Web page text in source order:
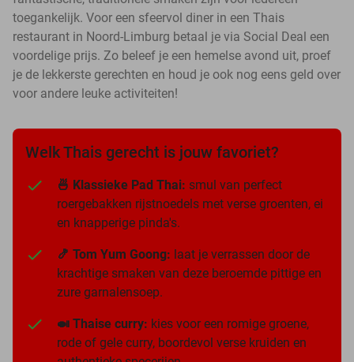
toegankelijk. Voor een sfeervol diner in een Thais
restaurant in Noord-Limburg betaal je via Social Deal een
voordelige prijs. Zo beleef je een hemelse avond uit, proef
je de lekkerste gerechten en houd je ook nog eens geld over
voor andere leuke activiteiten!
Welk Thais gerecht is jouw favoriet?
🍜 Klassieke Pad Thai: smul van perfect
roergebakken rijstnoedels met verse groenten, ei
en knapperige pinda's.
🍤 Tom Yum Goong: laat je verrassen door de
krachtige smaken van deze beroemde pittige en
zure garnalensoep.
🍛 Thaise curry: kies voor een romige groene,
rode of gele curry, boordevol verse kruiden en